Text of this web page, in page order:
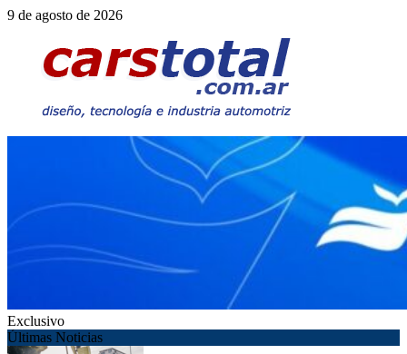
Saltar
contenido
9 de agosto de 2026
Exclusivo
Últimas Noticias